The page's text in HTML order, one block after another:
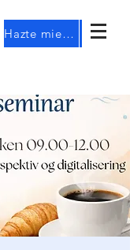
Hazte miembro